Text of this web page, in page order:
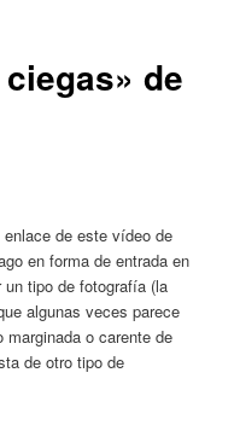
de
de este vídeo de
en forma de entrada en
tipo de fotografía (la
algunas veces parece
o carente de
de otro tipo de